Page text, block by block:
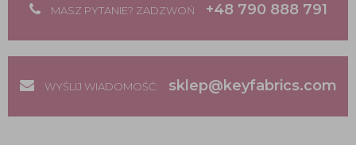
MASZ PYTANIE? ZADZWOŃ +48 790 888 791
WYŚLIJ WIADOMOŚĆ: sklep@keyfabrics.com